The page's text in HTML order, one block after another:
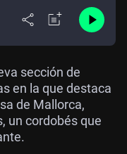
sección de
en la que destaca
de Mallorca,
un cordobés que